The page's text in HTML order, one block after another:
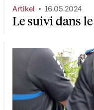
Le suivi dans
Artikel 16.05.2024